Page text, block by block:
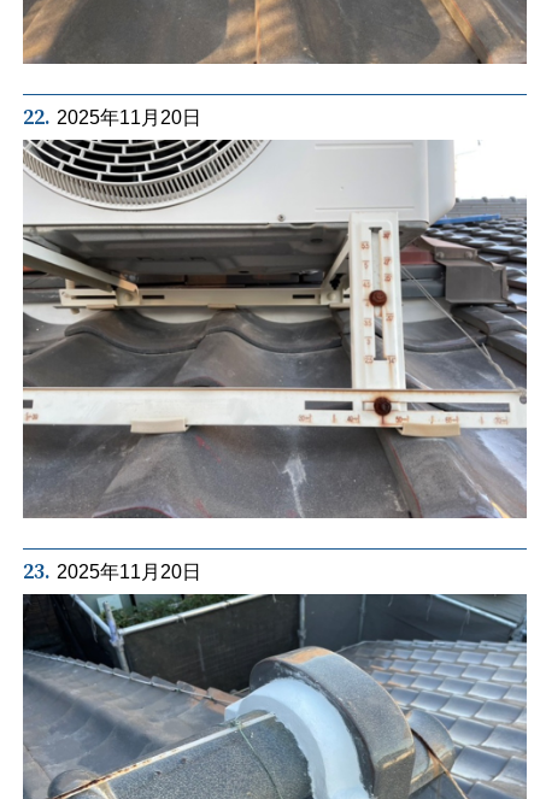
22. 2025年11月20日
23. 2025年11月20日